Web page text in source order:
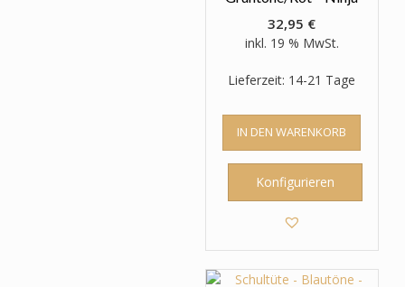
32,95 €
inkl. 19 % MwSt.
Lieferzeit: 14-21 Tage
IN DEN WARENKORB
Konfigurieren